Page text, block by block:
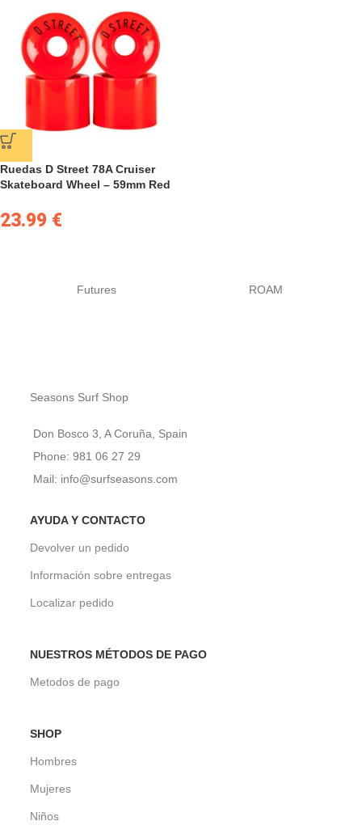
Ruedas D Street 78A Cruiser
Skateboard Wheel – 59mm Red
23.99 €
Futures ROAM
Seasons Surf Shop
Don Bosco 3, A Coruña, Spain
Phone: 981 06 27 29
Mail: info@surfseasons.com
AYUDA Y CONTACTO
Devolver un pedido
Información sobre entregas
Localizar pedido
NUESTROS MÉTODOS DE PAGO
Metodos de pago
SHOP
Hombres
Mujeres
Niños